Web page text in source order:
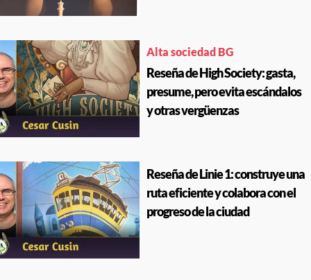
Alta sociedad BG
Reseña de High Society: gasta,
presume, pero evita escándalos
y otras vergüenzas
Reseña de Linie 1: construye una
ruta eficiente y colabora con el
progreso de la ciudad